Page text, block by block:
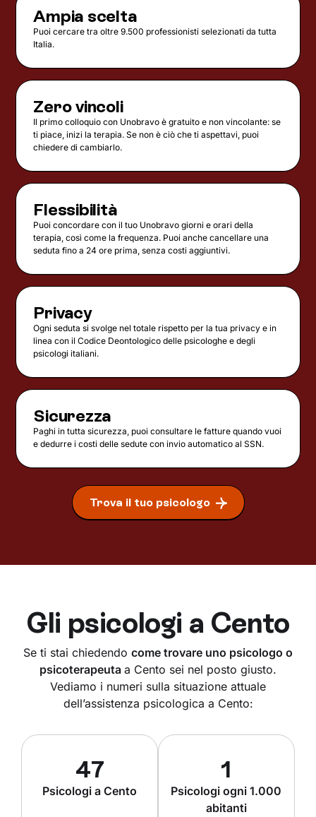
Ampia scelta
Puoi cercare tra oltre 9.500 professionisti selezionati da tutta
Italia.
Zero vincoli
Il primo colloquio con Unobravo è gratuito e non vincolante: se
ti piace, inizi la terapia. Se non è ciò che ti aspettavi, puoi
chiedere di cambiarlo.
Flessibilità
Puoi concordare con il tuo Unobravo giorni e orari della
terapia, così come la frequenza. Puoi anche cancellare una
seduta fino a 24 ore prima, senza costi aggiuntivi.
Privacy
Ogni seduta si svolge nel totale rispetto per la tua privacy e in
linea con il Codice Deontologico delle psicologhe e degli
psicologi italiani.
Sicurezza
Paghi in tutta sicurezza, puoi consultare le fatture quando vuoi
e dedurre i costi delle sedute con invio automatico al SSN.
Trova il tuo psicologo
Gli psicologi a Cento
Se ti stai chiedendo come trovare uno psicologo o
psicoterapeuta a Cento sei nel posto giusto.
Vediamo i numeri sulla situazione attuale
dell’assistenza psicologica a Cento:
47
Psicologi a Cento
1
Psicologi ogni 1.000
abitanti